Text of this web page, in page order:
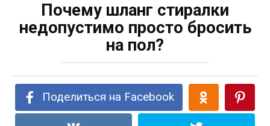
Почему шланг стиралки
недопустимо просто бросить
на пол?
Поделиться на Facebook